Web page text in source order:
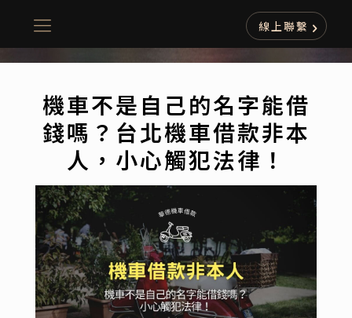
線上聯繫
機車不是自己的名字能借
錢嗎？台北機車借款非本
人，小心觸犯法律！